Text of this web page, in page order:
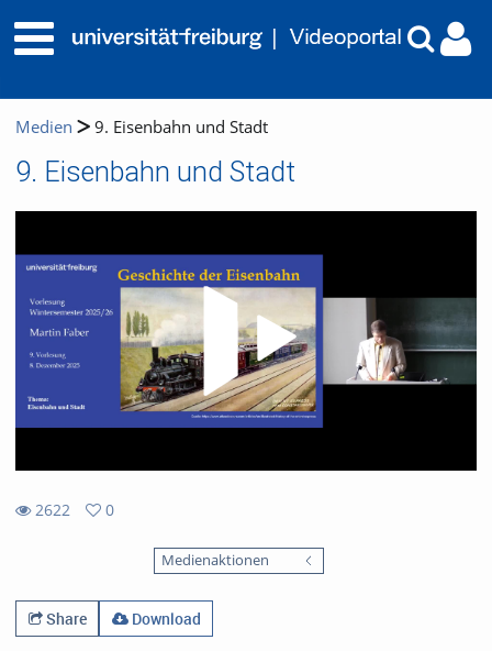
Medien 9. Eisenbahn und Stadt
9. Eisenbahn und Stadt
2622
0
Medienaktionen
Share Download